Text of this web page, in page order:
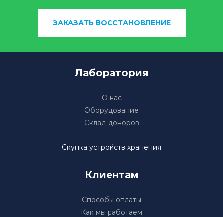
ЗАКАЗАТЬ ВОССТАНОВЛЕНИЕ
Лаборатория
О нас
Оборудование
Склад доноров
Скупка устройств хранения
Клиентам
Способы оплаты
Как мы работаем